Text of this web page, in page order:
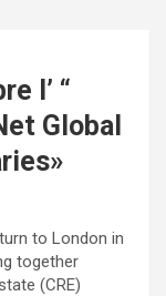
l’ “
Global
to London in
together
(CRE)